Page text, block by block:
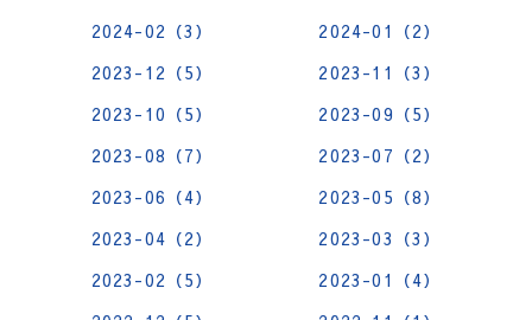
2024-02（3）
2024-01（2）
2023-12（5）
2023-11（3）
2023-10（5）
2023-09（5）
2023-08（7）
2023-07（2）
2023-06（4）
2023-05（8）
2023-04（2）
2023-03（3）
2023-02（5）
2023-01（4）